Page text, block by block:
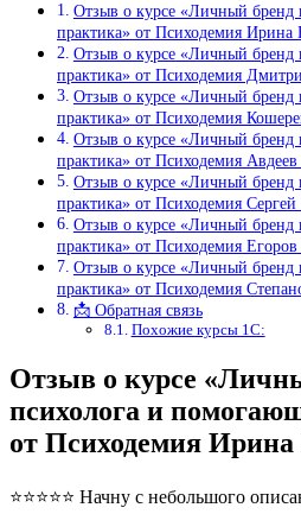
Отзыв о курсе «Личный бренд
практика» от Психодемия Ирина
Отзыв о курсе «Личный бренд
практика» от Психодемия
Отзыв о курсе «Личный бренд
практика» от Психодемия
Отзыв о курсе «Личный бренд
практика» от Психодемия
Отзыв о курсе «Личный бренд
практика» от Психодемия Сергей
Отзыв о курсе «Личный бренд
практика» от Психодемия
Отзыв о курсе «Личный бренд
практика» от Психодемия
📩 Обратная связь
Похожие курсы 1С:
Отзыв о курсе
психолога и
от Психодемия
⭐⭐⭐⭐⭐ Начну с небольшого